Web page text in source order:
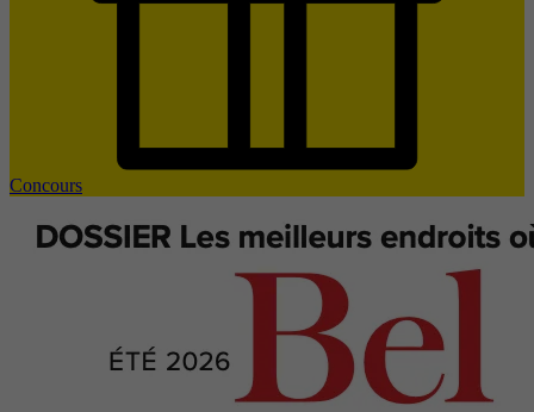
Concours